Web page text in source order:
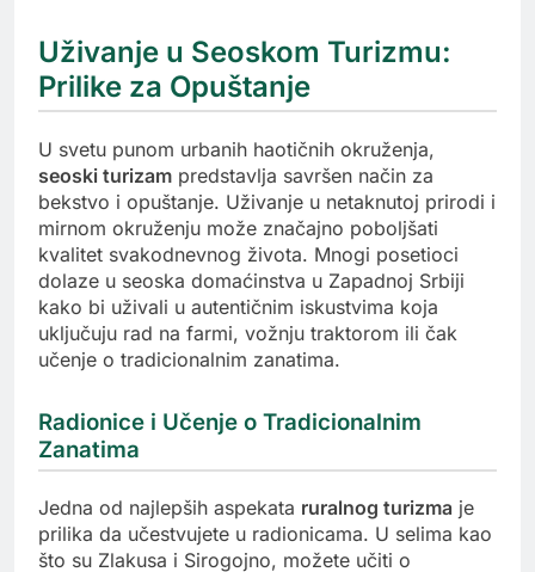
Uživanje u Seoskom Turizmu:
Prilike za Opuštanje
U svetu punom urbanih haotičnih okruženja,
seoski turizam predstavlja savršen način za
bekstvo i opuštanje. Uživanje u netaknutoj prirodi i
mirnom okruženju može značajno poboljšati
kvalitet svakodnevnog života. Mnogi posetioci
dolaze u seoska domaćinstva u Zapadnoj Srbiji
kako bi uživali u autentičnim iskustvima koja
uključuju rad na farmi, vožnju traktorom ili čak
učenje o tradicionalnim zanatima.
Radionice i Učenje o Tradicionalnim
Zanatima
Jedna od najlepših aspekata ruralnog turizma je
prilika da učestvujete u radionicama. U selima kao
što su Zlakusa i Sirogojno, možete učiti o